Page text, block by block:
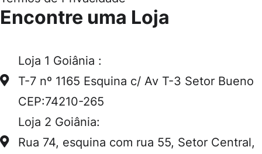
Encontre uma Loja
Loja 1 Goiânia :
T-7 nº 1165 Esquina c/ Av T-3 Setor Bueno
CEP:74210-265
Loja 2 Goiânia:
Rua 74, esquina com rua 55, Setor Central,